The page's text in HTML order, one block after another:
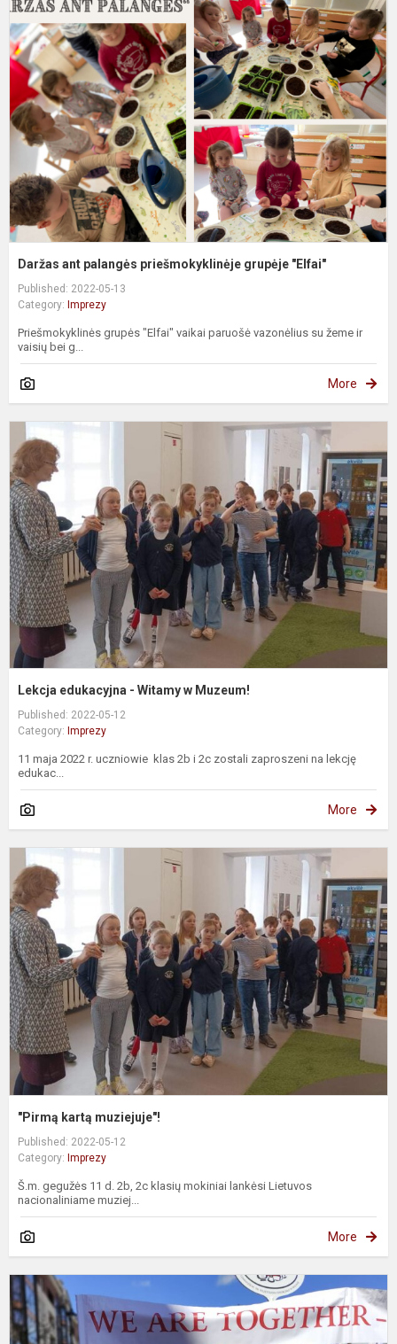
Daržas ant palangės priešmokyklinėje grupėje "Elfai"
Published: 2022-05-13
Category: Imprezy
Priešmokyklinės grupės "Elfai" vaikai paruošė vazonėlius su žeme ir
vaisių bei g...
More
Lekcja edukacyjna - Witamy w Muzeum!
Published: 2022-05-12
Category: Imprezy
11 maja 2022 r. uczniowie klas 2b i 2c zostali zaproszeni na lekcję
edukac...
More
"Pirmą kartą muziejuje"!
Published: 2022-05-12
Category: Imprezy
Š.m. gegužės 11 d. 2b, 2c klasių mokiniai lankėsi Lietuvos
nacionaliniame muziej...
More